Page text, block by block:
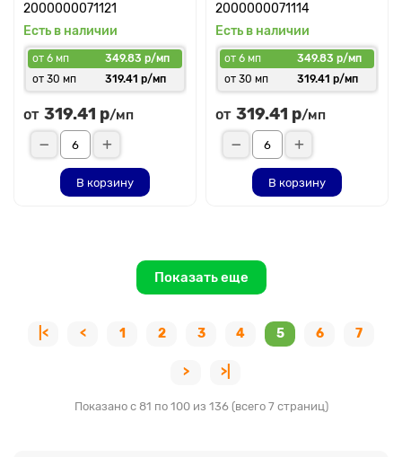
2000000071121
Есть в наличии
от 6 мп
349.83 р/мп
от 30 мп
319.41 р/мп
от 319.41 р/мп
В корзину
2000000071114
Есть в наличии
от 6 мп
349.83 р/мп
от 30 мп
319.41 р/мп
от 319.41 р/мп
В корзину
Показать еще
|< < 1 2 3 4 5 6 7
> >|
Показано с 81 по 100 из 136 (всего 7 страниц)